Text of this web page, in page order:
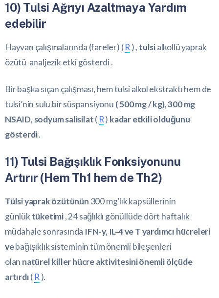
10) Tulsi Ağrıyı Azaltmaya Yardım
edebilir
Hayvan çalışmalarında (fareler) (R ), tulsialkollü yaprak
özütü analjezik etki gösterdi .
Bir başka sıçan çalışması, hem tulsi alkol ekstraktı hem de
tulsi’nin sulu bir süspansiyonu ( 500 mg / kg), 300 mg
NSAID, sodyum salisilat( R) kadar etkili olduğunu
gösterdi.
11) Tulsi Bağışıklık Fonksiyonunu
Artırır (Hem Th1 hem de Th2)
Tülsi yaprak özütünün 300 mg’lık kapsüllerinin
günlük tüketimi, 24 sağlıklı gönüllüde dört haftalık
müdahale sonrasında IFN-y, IL-4 ve T yardımcı hücreleri
vebağışıklık sisteminin tüm önemli bileşenleri
olan natürel killer hücre aktivitesini önemli ölçüde
artırdı( R ).